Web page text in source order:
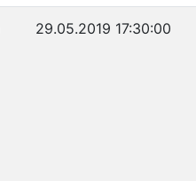
29.05.2019 17:30:00